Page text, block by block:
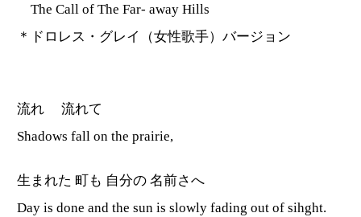
The Call of The Far- away Hills
＊ドロレス・グレイ（女性歌手）バージョン
流れ 流れて
Shadows fall on the prairie,
生まれた 町も 自分の 名前さへ
Day is done and the sun is slowly fading out of sihght.